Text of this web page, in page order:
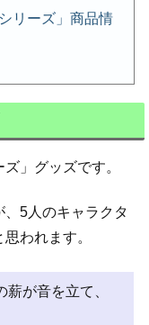
リーズ」商品情
」グッズです。
5人のキャラクタ
われます。
が音を立て、